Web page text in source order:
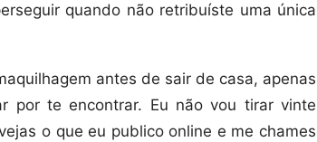
quando não retribuíste uma única
antes de sair de casa, apenas
por te encontrar. Eu não vou tirar vinte
o que eu publico online e me chames